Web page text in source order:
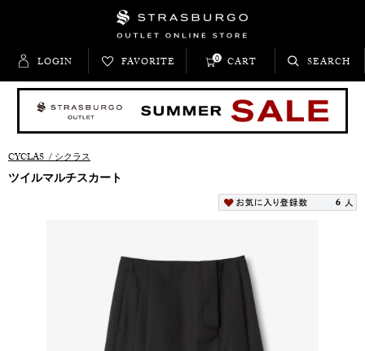
LOGIN FAVORITE CART
0 SEARCH
CYCLAS/シクラス
ツイルマルチスカート
6